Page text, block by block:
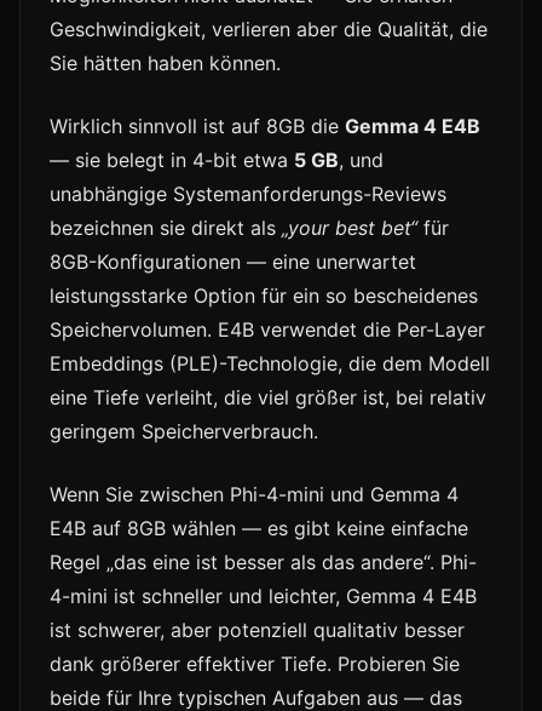
Geschwindigkeit, verlieren aber die Qualität, die
Sie hätten haben können.
Wirklich sinnvoll ist auf 8GB die Gemma 4 E4B
— sie belegt in 4-bit etwa 5 GB, und
unabhängige Systemanforderungs-Reviews
bezeichnen sie direkt als „your best bet“für
8GB-Konfigurationen — eine unerwartet
leistungsstarke Option für ein so bescheidenes
Speichervolumen. E4B verwendet die Per-Layer
Embeddings (PLE)-Technologie, die dem Modell
eine Tiefe verleiht, die viel größer ist, bei relativ
geringem Speicherverbrauch.
Wenn Sie zwischen Phi-4-mini und Gemma 4
E4B auf 8GB wählen — es gibt keine einfache
Regel „das eine ist besser als das andere“. Phi-
4-mini ist schneller und leichter, Gemma 4 E4B
ist schwerer, aber potenziell qualitativ besser
dank größerer effektiver Tiefe. Probieren Sie
beide für Ihre typischen Aufgaben aus — das